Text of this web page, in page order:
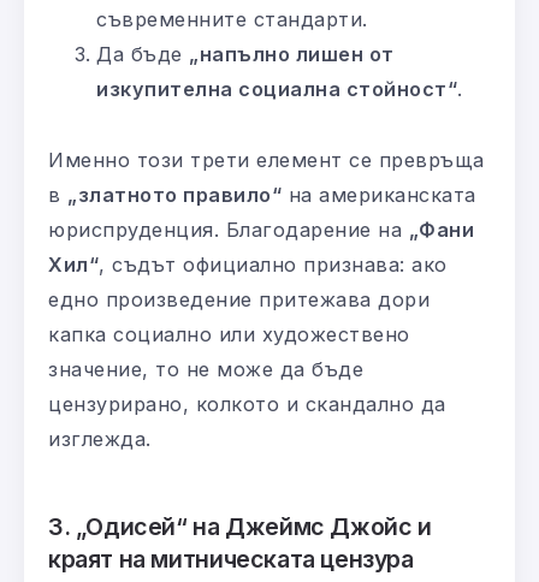
съвременните стандарти.
Да бъде „напълно лишен от
изкупителна социална стойност“.
Именно този трети елемент се превръща
в „златното правило“ на американската
юриспруденция. Благодарение на „Фани
Хил“, съдът официално признава: ако
едно произведение притежава дори
капка социално или художествено
значение, то не може да бъде
цензурирано, колкото и скандално да
изглежда.
3. „Одисей“ на Джеймс Джойс и
краят на митническата цензура